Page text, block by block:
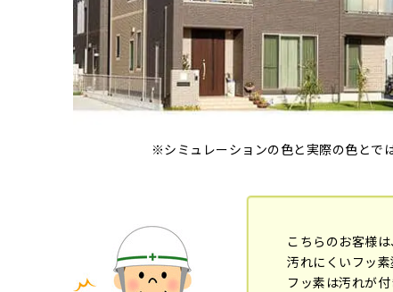
※シミュレーションの色と実際の色とで
こちらのお客様
汚れにくいフッ素
フッ素は汚れが